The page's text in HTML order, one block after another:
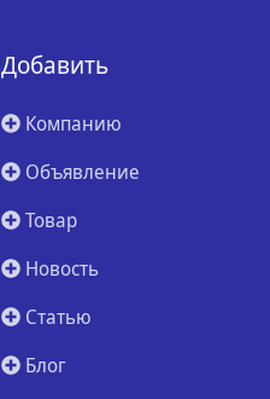
Добавить
Компанию
Объявление
Товар
Новость
Статью
Блог